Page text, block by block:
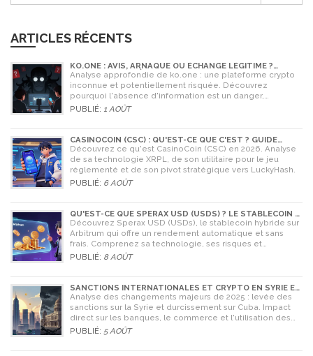
ARTICLES RÉCENTS
KO.ONE : AVIS, ARNAQUE OU ÉCHANGE LÉGITIME ?
ANALYSE COMPLÈTE
Analyse approfondie de ko.one : une plateforme crypto
inconnue et potentiellement risquée. Découvrez
pourquoi l'absence d'information est un danger,
comparez avec Coinone et apprenez à vérifier la sécurité
PUBLIÉ: 1 AOÛT
CASINOCOIN (CSC) : QU'EST-CE QUE C'EST ? GUIDE
COMPLET, TOKENOMICS ET AVENIR EN 2026
Découvrez ce qu'est CasinoCoin (CSC) en 2026. Analyse
de sa technologie XRPL, de son utilitaire pour le jeu
réglementé et de son pivot stratégique vers LuckyHash.
PUBLIÉ: 6 AOÛT
QU'EST-CE QUE SPERAX USD (USDS) ? LE STABLECOIN À
RENDEMENT AUTOMATIQUE
Découvrez Sperax USD (USDs), le stablecoin hybride sur
Arbitrum qui offre un rendement automatique et sans
frais. Comprenez sa technologie, ses risques et
comment l'utiliser en 2026.
PUBLIÉ: 8 AOÛT
SANCTIONS INTERNATIONALES ET CRYPTO EN SYRIE ET
CUBA : L'IMPACT MAJEUR DE 2025
Analyse des changements majeurs de 2025 : levée des
sanctions sur la Syrie et durcissement sur Cuba. Impact
direct sur les banques, le commerce et l'utilisation des
cryptomonnaies comme Bitcoin.
PUBLIÉ: 5 AOÛT